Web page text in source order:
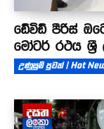
ඩේවිඩ් පීරිස්
මෝටර් රථය ශ්‍රී
උණුසුම් පුවත් | Hot